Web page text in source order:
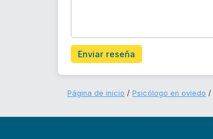
Enviar reseña
Página de inicio Psicólogo en oviedo